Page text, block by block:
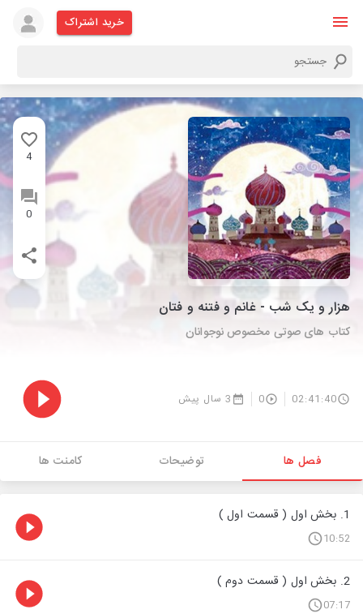
خرید اشتراک
4
0
هزار و یک شب - غانم و فتنه و فتان
کتاب های صوتی مخصوص نوجوانان
02:41:40
0 3 سال پیش
فصل ها توضیحات کامنت ها
1. بخش اول ( قسمت اول )
10:52
2. بخش اول ( قسمت دوم )
07:17